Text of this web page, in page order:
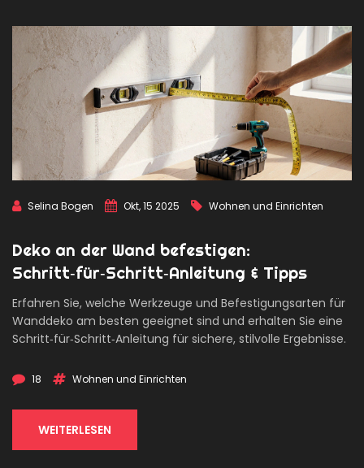
Selina Bogen Okt, 15 2025 Wohnen und Einrichten
Deko an der Wand befestigen:
Schritt‑für‑Schritt‑Anleitung & Tipps
Erfahren Sie, welche Werkzeuge und Befestigungsarten für
Wanddeko am besten geeignet sind und erhalten Sie eine
Schritt‑für‑Schritt‑Anleitung für sichere, stilvolle Ergebnisse.
18 Wohnen und Einrichten
WEITERLESEN